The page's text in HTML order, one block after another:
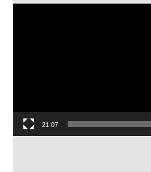
21:07